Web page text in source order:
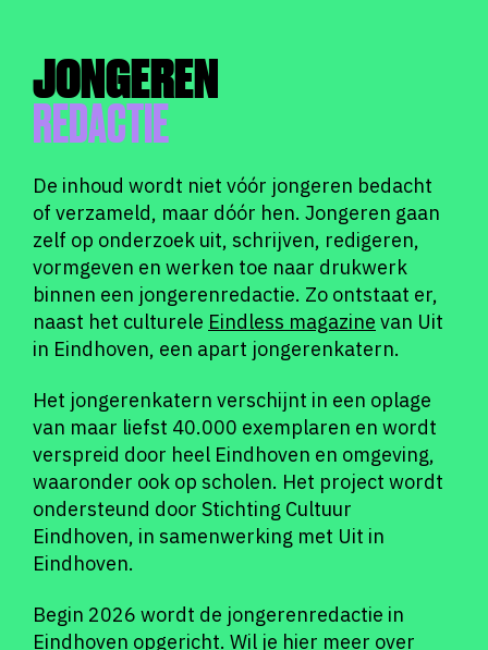
JONGEREN
REDACTIE
De inhoud wordt niet vóór jongeren bedacht
of verzameld, maar dóór hen. Jongeren gaan
zelf op onderzoek uit, schrijven, redigeren,
vormgeven en werken toe naar drukwerk
binnen een jongerenredactie. Zo ontstaat er,
naast het culturele Eindless magazine van Uit
in Eindhoven, een apart jongerenkatern.
Het jongerenkatern verschijnt in een oplage
van maar liefst 40.000 exemplaren en wordt
verspreid door heel Eindhoven en omgeving,
waaronder ook op scholen. Het project wordt
ondersteund door Stichting Cultuur
Eindhoven, in samenwerking met Uit in
Eindhoven.
Begin 2026 wordt de jongerenredactie in
Eindhoven opgericht. Wil je hier meer over